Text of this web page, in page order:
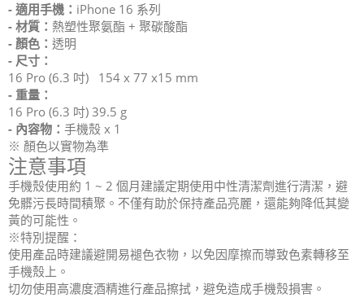
- 適用手機： iPhone 16 系列
- 材質： 熱塑性聚氨酯 + 聚碳酸酯
- 顏色： 透明
- 尺寸：
16 Pro (6.3 吋) 154 x 77 x15 mm
- 重量：
16 Pro (6.3 吋) 39.5 g
- 內容物： 手機殼 x 1
※ 顏色以實物為準
注意事項
手機殼使用約 1 ~ 2 個月建議定期使用中性清潔劑進行清潔，避
免髒污長時間積聚。不僅有助於保持產品亮麗，還能夠降低其變
黃的可能性。
※特別提醒：
使用產品時建議避開易褪色衣物，以免因摩擦而導致色素轉移至
手機殼上。
切勿使用高濃度酒精進行產品擦拭，避免造成手機殼損害。